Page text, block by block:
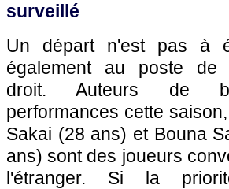
surveillé
Un départ n'est pas à
également au poste de
droit. Auteurs de
performances cette
Sakai (28 ans) et Bouna
ans) sont des joueurs
l'étranger. Si la